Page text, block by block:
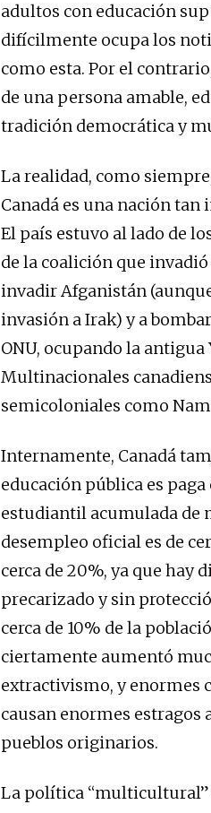
adultos con educación
difícilmente ocupa los
como esta. Por el
de una persona amable,
tradición democrática y
La realidad, como
Canadá es una nación
El país estuvo al lado de
de la coalición que
invadir Afganistán
invasión a Irak) y a
ONU, ocupando la
Multinacionales
semicoloniales como
Internamente, Canadá
educación pública es
estudiantil acumulada de
desempleo oficial es de
cerca de 20%, ya que hay
precarizado y sin
cerca de 10% de la
ciertamente aumentó
extractivismo, y enormes
causan enormes
pueblos originarios.
La política “multicultural”